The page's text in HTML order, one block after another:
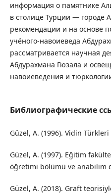
информация о памятнике
в столице Турции — городе
рекомендации и на основе
учёного-навоиеведа
рассматривается научная
Абдурахмана Гюзала и
навоиеведения и
Библиографические
Güzel, A. (1996). Vidin
Güzel, A. (1997). Eğitim
öğretimi bölümü ve anabilim
Güzel, A. (2018). Graft